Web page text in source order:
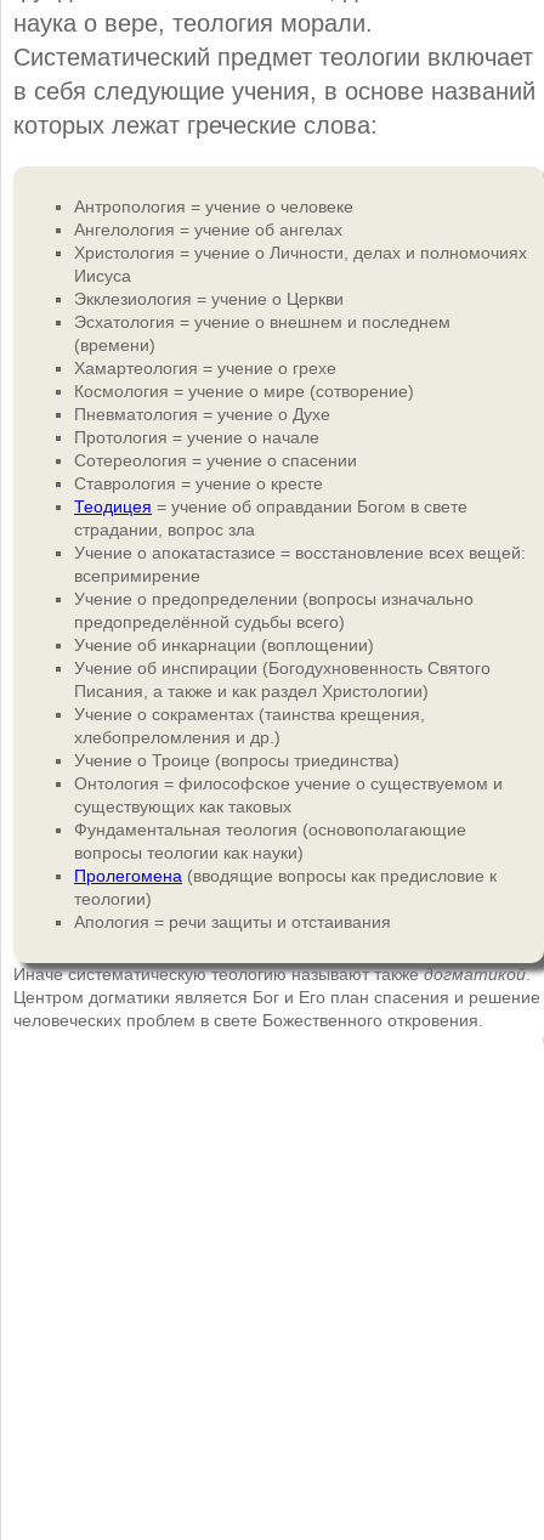
наука о вере, теология морали.
Систематический предмет теологии включает
в себя следующие учения, в основе названий
которых лежат греческие слова:
Антропология = учение о человеке
Ангелология = учение об ангелах
Христология = учение о Личности, делах и полномочиях
Иисуса
Экклезиология = учение о Церкви
Эсхатология = учение о внешнем и последнем
(времени)
Хамартеология = учение о грехе
Космология = учение о мире (сотворение)
Пневматология = учение о Духе
Протология = учение о начале
Сотереология = учение о спасении
Ставрология = учение о кресте
Теодицея = учение об оправдании Богом в свете
страдании, вопрос зла
Учение о апокатастазисе = восстановление всех вещей:
всепримирение
Учение о предопределении (вопросы изначально
предопределённой судьбы всего)
Учение об инкарнации (воплощении)
Учение об инспирации (Богодухновенность Святого
Писания, а также и как раздел Христологии)
Учение о сокраментах (таинства крещения,
хлебопреломления и др.)
Учение о Троице (вопросы триединства)
Онтология = философское учение о существуемом и
существующих как таковых
Фундаментальная теология (основополагающие
вопросы теологии как науки)
Пролегомена (вводящие вопросы как предисловие к
теологии)
Апология = речи защиты и отстаивания
Иначе систематическую теологию называют такжедогматикой.
Центром догматики является Бог и Его план спасения и решение
человеческих проблем в свете Божественного откровения.